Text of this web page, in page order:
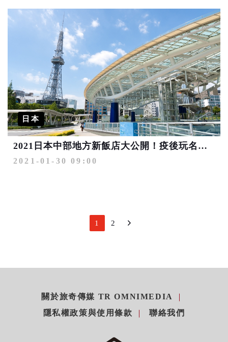
日本
2021日本中部地方新飯店大公開！疫後玩名古屋、輕井澤、河口湖這樣住
2021-01-30 09:00
1 2
關於旅奇傳媒 TR OMNIMEDIA
隱私權政策與使用條款
聯絡我們